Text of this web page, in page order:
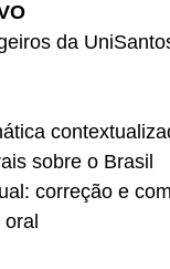
da
sobre o Brasil
correção e